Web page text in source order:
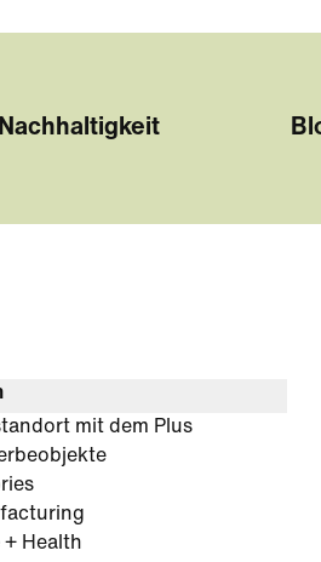
Nachhaltigkeit
mit dem Plus
+ Health